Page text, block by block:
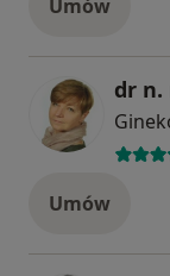
Umów
dr n.
Umów